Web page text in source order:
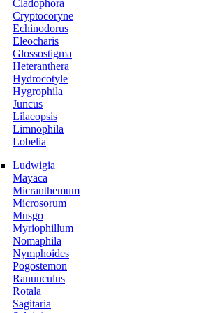
Cladophora
Cryptocoryne
Echinodorus
Eleocharis
Glossostigma
Heteranthera
Hydrocotyle
Hygrophila
Juncus
Lilaeopsis
Limnophila
Lobelia
Ludwigia
Mayaca
Micranthemum
Microsorum
Musgo
Myriophillum
Nomaphila
Nymphoides
Pogostemon
Ranunculus
Rotala
Sagitaria